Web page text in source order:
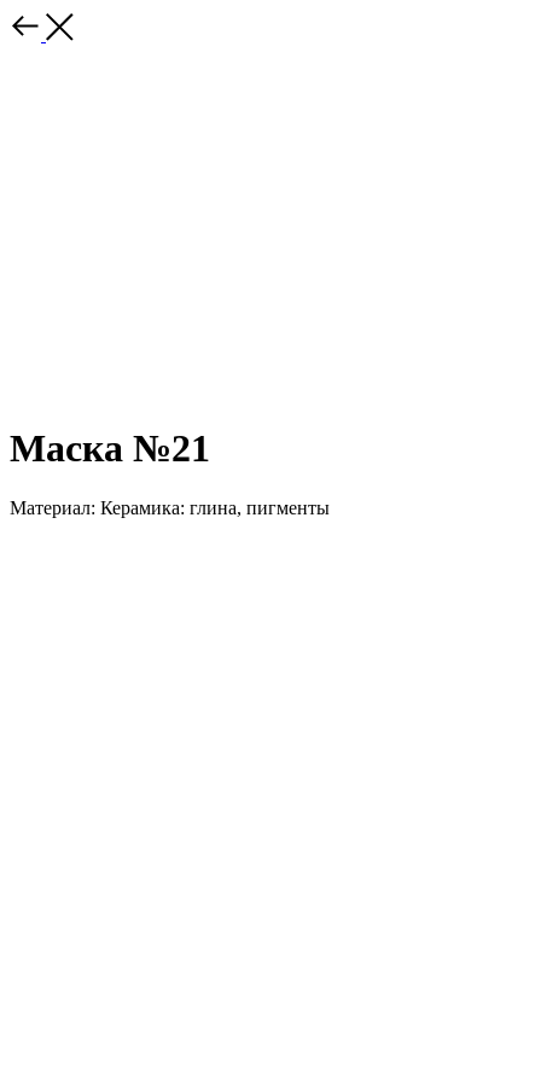
Маска №21
Материал: Керамика: глина, пигменты